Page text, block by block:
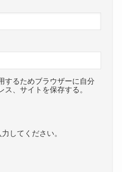
するためブラウザーに自分
ス、サイトを保存する。
してください。